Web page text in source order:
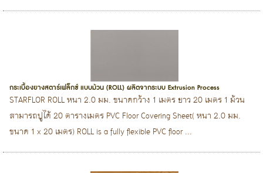
กระเบื้องยางสตาร์เฟล็กซ์ แบบม้วน (ROLL) ผลิตจากระบบ Extrusion Process
STARFLOR ROLL หนา 2.0 มม. ขนาดกว้าง 1 เมตร ยาว 20 เมตร 1 ม้วน
สามารถปูได้ 20 ตารางเมตร PVC Floor Covering Sheet( หนา 2.0 มม.
ขนาด 1 x 20 เมตร) ROLL is a fully flexible PVC floor ...